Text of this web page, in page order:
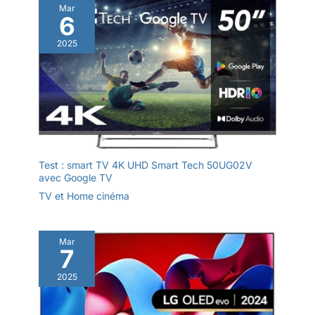
profitez du spectacle.
Mar
6
2025
Test : smart TV 4K UHD Smart Tech 50UG02V
avec Google TV
TV et Home cinéma
Mar
7
2025